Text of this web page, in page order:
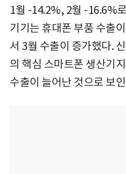
1월 -14.2%, 2월 -16.6%
기기는 휴대폰 부품 수출
서 3월 수출이 증가했다.
의 핵심 스마트폰 생산기
수출이 늘어난 것으로 보